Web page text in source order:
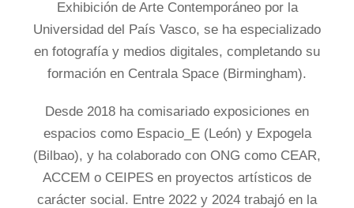
Exhibición de Arte Contemporáneo por la
Universidad del País Vasco, se ha especializado
en fotografía y medios digitales, completando su
formación en Centrala Space (Birmingham).
Desde 2018 ha comisariado exposiciones en
espacios como Espacio_E (León) y Expogela
(Bilbao), y ha colaborado con ONG como CEAR,
ACCEM o CEIPES en proyectos artísticos de
carácter social. Entre 2022 y 2024 trabajó en la